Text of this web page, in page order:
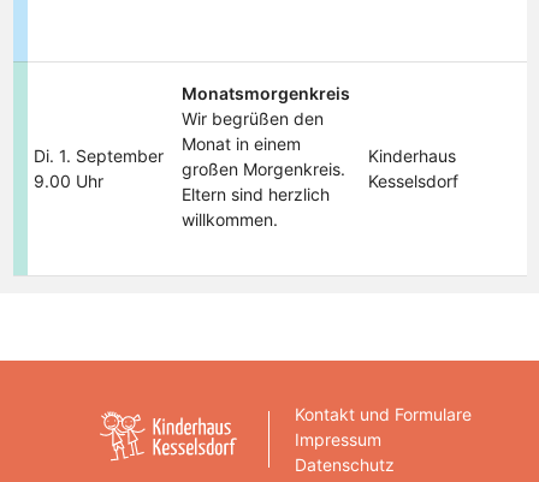
Di. 1. September
9.00 Uhr
Monatsmorgenkreis
Wir begrüßen den
Monat in einem
großen Morgenkreis.
Eltern sind herzlich
willkommen.
Kinderhaus
Kesselsdorf
Kontakt und Formulare
Impressum
Datenschutz